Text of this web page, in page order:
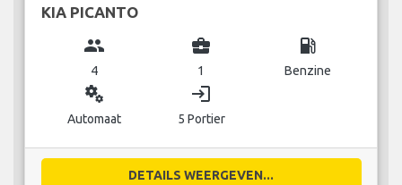
KIA PICANTO
group
4
business_center
1
local_gas_station
Benzine
miscellaneous_services
Automaat
login
5 Portier
DETAILS WEERGEVEN...